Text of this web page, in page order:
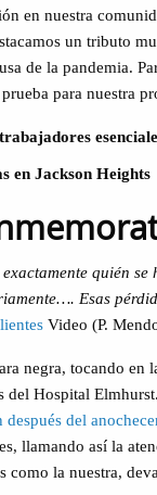
en nuestra
un tributo
de la pandemia.
para nuestra
en Jackson Heights
quién
Esas
Video (P.
negra, tocando en
del Hospital
después del
llamando así la
como la nuestra,